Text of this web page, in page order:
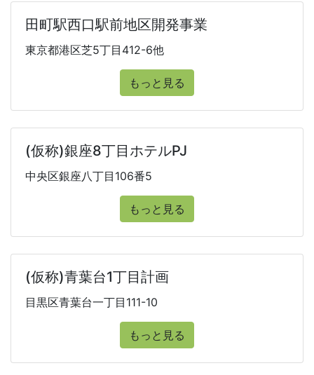
田町駅西口駅前地区開発事業
東京都港区芝5丁目412-6他
もっと見る
(仮称)銀座8丁目ホテルPJ
中央区銀座八丁目106番5
もっと見る
(仮称)青葉台1丁目計画
目黒区青葉台一丁目111-10
もっと見る